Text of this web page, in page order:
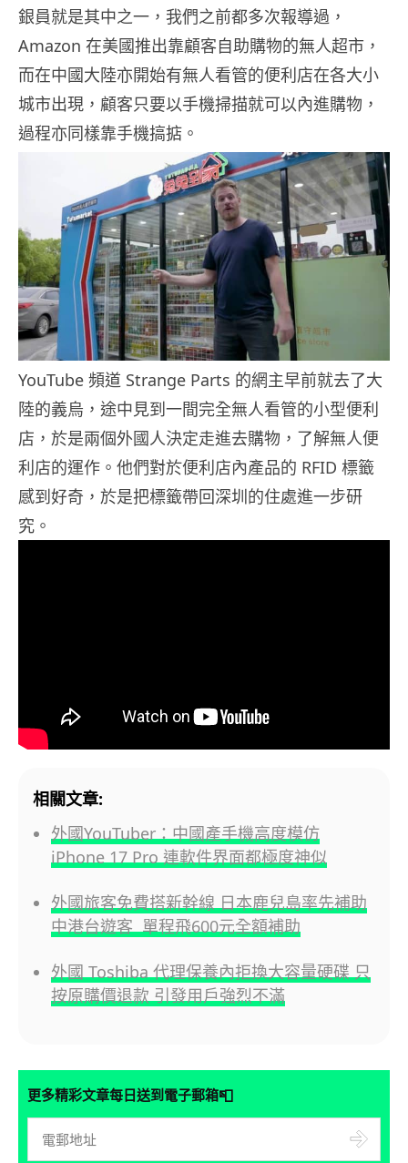
銀員就是其中之一，我們之前都多次報導過，
Amazon 在美國推出靠顧客自助購物的無人超市，
而在中國大陸亦開始有無人看管的便利店在各大小
城市出現，顧客只要以手機掃描就可以內進購物，
過程亦同樣靠手機搞掂。
YouTube 頻道 Strange Parts 的網主早前就去了大
陸的義烏，途中見到一間完全無人看管的小型便利
店，於是兩個外國人決定走進去購物，了解無人便
利店的運作。他們對於便利店內產品的 RFID 標籤
感到好奇，於是把標籤帶回深圳的住處進一步研
究。
相關文章:
外國YouTuber：中國產手機高度模仿
iPhone 17 Pro 連軟件界面都極度神似
外國旅客免費搭新幹線 日本鹿兒島率先補助
中港台遊客 單程飛600元全額補助
外國 Toshiba 代理保養內拒換大容量硬碟 只
按原購價退款 引發用戶強烈不滿
更多精彩文章每日送到電子郵箱📮